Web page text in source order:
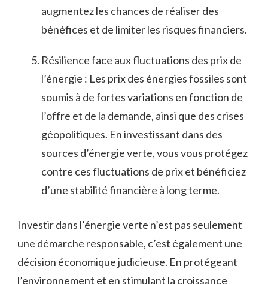
augmentez ‍les chances de ⁤réaliser des
bénéfices​ et de limiter les risques financiers.
Résilience‍ face aux fluctuations des prix de
l’énergie : Les prix ⁤des énergies fossiles sont
soumis à⁢ de⁣ fortes variations en fonction ​de
l’offre et de la demande, ainsi que des crises
‍géopolitiques. En investissant dans des
sources d’énergie verte, vous vous protégez
contre ces fluctuations de prix et bénéficiez
d’une stabilité⁢ financière à long terme.
Investir ‌dans l’énergie verte n’est pas seulement
une démarche responsable, c’est également une
décision ⁤économique ‍judicieuse. En protégeant
‍l’environnement et ​en stimulant la croissance